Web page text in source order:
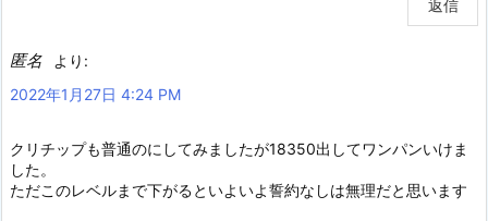
返信
匿名
より:
2022年1月27日 4:24 PM
クリチップも普通のにしてみましたが18350出してワンパンいけま
した。
ただこのレベルまで下がるといよいよ誓約なしは無理だと思います